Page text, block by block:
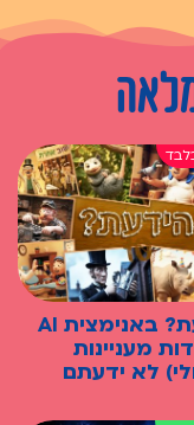
הידעת? באנימצית AI
מעניינות
לא ידעתם